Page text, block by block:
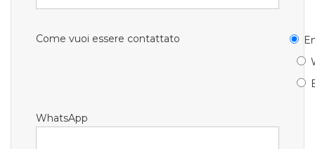
Come vuoi essere contattato
WhatsApp